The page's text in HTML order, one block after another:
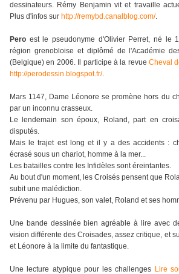
dessinateurs. Rémy Benjamin vit et travaille
Plus d'infos sur http://remybd.canalblog.com/.
Pero est le pseudonyme d'Olivier Perret, né le
région grenobloise et diplômé de l'Académie
(Belgique) en 2006. Il participe à la revueCheval
http://perodessin.blogspot.fr/.
Mars 1147, Dame Léonore se promène hors du
par un inconnu crasseux.
Le lendemain son époux, Roland, part en
disputés.
Mais le trajet est long et il y a des accidents :
écrasé sous un chariot, homme à la mer...
Les batailles contre les Infidèles sont éreintantes.
Au bout d'un moment, les Croisés pensent que
subit une malédiction.
Prévenu par Hugues, son valet, Roland et ses
Une bande dessinée bien agréable à lire avec
vision différente des Croisades, assez critique, et
et Léonore à la limite du fantastique.
Une lecture atypique pour les challenges Lire